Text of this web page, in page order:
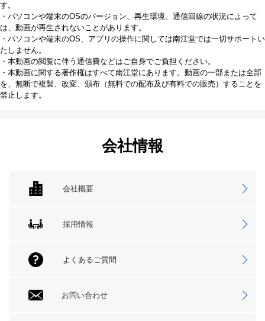
す。
・パソコンや端末のOSのバージョン、再生環境、通信回線の状況によって
は、動画が再生されないことがあります。
・パソコンや端末のOS、アプリの操作に関しては南江堂では一切サポートい
たしません。
・本動画の閲覧に伴う通信費などはご自身でご負担ください。
・本動画に関する著作権はすべて南江堂にあります。動画の一部または全部
を、無断で複製、改変、頒布（無料での配布及び有料での販売）することを
禁止します。
会社情報
会社概要
採用情報
よくあるご質問
お問い合わせ